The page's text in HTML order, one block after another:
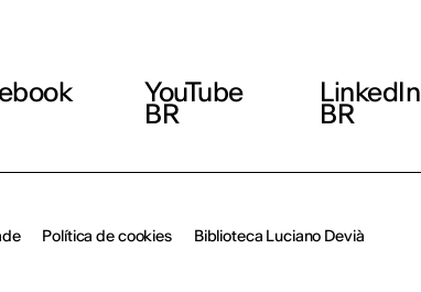
YouTube
BR
LinkedIn
BR
Política de cookies Biblioteca Luciano Devià